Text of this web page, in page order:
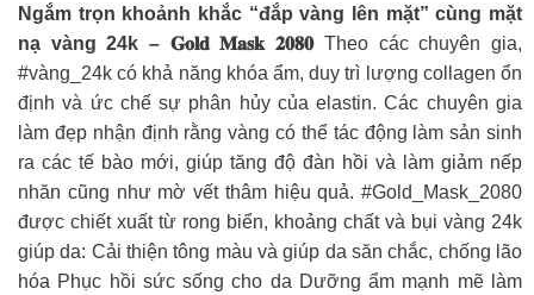
Ngắm trọn khoảnh khắc “đắp vàng lên mặt” cùng mặt
nạ vàng 24k – 𝐆𝐨𝐥𝐝 𝐌𝐚𝐬𝐤 𝟐𝟎𝟖𝟎Theo các chuyên gia,
#vàng_24k có khả năng khóa ẩm, duy trì lượng collagen ổn
định và ức chế sự phân hủy của elastin. Các chuyên gia
làm đẹp nhận định rằng vàng có thể tác động làm sản sinh
ra các tế bào mới, giúp tăng độ đàn hồi và làm giảm nếp
nhăn cũng như mờ vết thâm hiệu quả. #Gold_Mask_2080
được chiết xuất từ rong biển, khoảng chất và bụi vàng 24k
giúp da: Cải thiện tông màu và giúp da săn chắc, chống lão
hóa Phục hồi sức sống cho da Dưỡng ẩm mạnh mẽ làm